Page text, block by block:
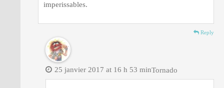
imperissables.
Reply
Tornado
25 janvier 2017 at 16 h 53 min